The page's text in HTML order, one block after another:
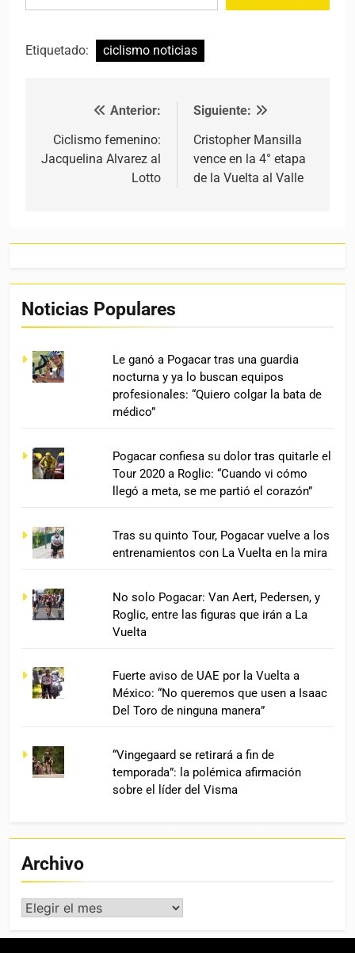
Etiquetado: ciclismo noticias
Navegación de entradas
Anterior:
Ciclismo femenino:
Jacquelina Alvarez al
Lotto
Siguiente:
Cristopher Mansilla
vence en la 4° etapa
de la Vuelta al Valle
Noticias Populares
Le ganó a Pogacar tras una guardia
nocturna y ya lo buscan equipos
profesionales: “Quiero colgar la bata de
médico”
Pogacar confiesa su dolor tras quitarle el
Tour 2020 a Roglic: “Cuando vi cómo
llegó a meta, se me partió el corazón”
Tras su quinto Tour, Pogacar vuelve a los
entrenamientos con La Vuelta en la mira
No solo Pogacar: Van Aert, Pedersen, y
Roglic, entre las figuras que irán a La
Vuelta
Fuerte aviso de UAE por la Vuelta a
México: “No queremos que usen a Isaac
Del Toro de ninguna manera”
“Vingegaard se retirará a fin de
temporada”: la polémica afirmación
sobre el líder del Visma
Archivo
Archivo